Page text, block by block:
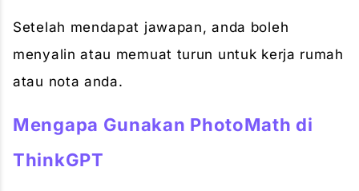
Setelah mendapat jawapan, anda boleh
menyalin atau memuat turun untuk kerja rumah
atau nota anda.
Mengapa Gunakan PhotoMath di
ThinkGPT